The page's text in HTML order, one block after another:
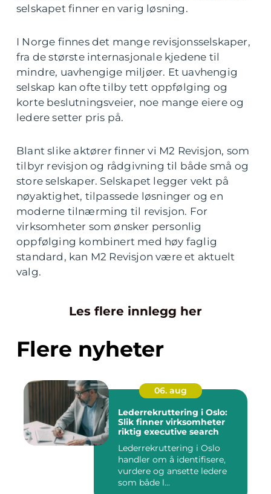
selskapet finner en varig løsning.
I Norge finnes det mange revisjonsselskaper,
fra de største internasjonale kjedene til
mindre, uavhengige miljøer. Et uavhengig
selskap kan ofte tilby tett oppfølging og
korte beslutningsveier, noe mange eiere og
ledere setter pris på.
Blant slike aktører finner vi M2 Revisjon, som
tilbyr revisjon og rådgivning til både små og
store selskaper. Selskapet legger vekt på
nøyaktighet, tilpassede løsninger og en
moderne tilnærming til revisjon. For
virksomheter som ønsker personlig
oppfølging kombinert med høy faglig
standard, kan M2 Revisjon være et aktuelt
valg.
Les flere innlegg her
Flere nyheter
06. aug
Lederrekruttering i Oslo:
Slik finner virksomheter
riktig executive search
Lederrekruttering i Oslo
handler om å identifisere,
vurdere og ansette ledere
som både l...